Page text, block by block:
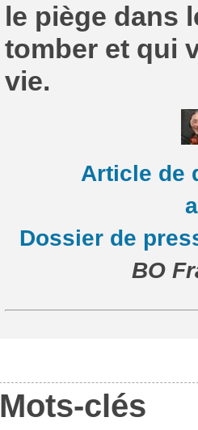
le piège dans
tomber et qui
vie.
Article de
Dossier de
BO
Mots-clés